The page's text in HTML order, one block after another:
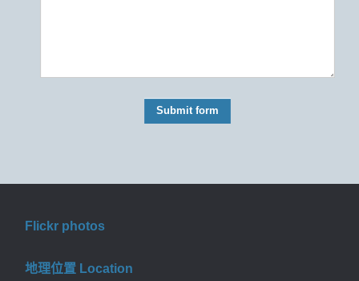
Flickr photos
地理位置 Location